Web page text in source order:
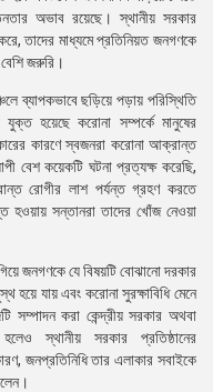
অভাব রয়েছে। স্থানীয় সরকার
তাদের মাধ্যমে প্রতিনিয়ত জনগণকে
জরুরি।
ব্যাপকভাবে ছড়িয়ে পড়ায় পরিস্থিতি
হয়েছে করোনা সম্পর্কে মানুষের
কারণে স্বজনরা করোনা আক্রান্ত
বেশ কয়েকটি ঘটনা প্রত্যক্ষ করেছি,
রোগীর লাশ পর্যন্ত গ্রহণ করতে
হওয়ায় সন্তানরা তাদের খোঁজ নেওয়া
জনগণকে যে বিষয়টি বোঝানো দরকার
হয়ে যায় এবং করোনা সুরক্ষাবিধি মেনে
করা কেন্দ্রীয় সরকার অথবা
স্থানীয় সরকার প্রতিষ্ঠানের
জনপ্রতিনিধি তার এলাকার সবাইকে